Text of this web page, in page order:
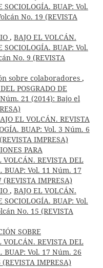
SOCIOLOGÍA. BUAP: Vol.
No. 19 (REVISTA
, BAJO EL VOLCÁN.
SOCIOLOGÍA. BUAP: Vol.
No. 9 (REVISTA
sobre colaboradores ,
POSGRADO DE
21 (2014): Bajo el
EL VOLCÁN. REVISTA
BUAP: Vol. 3 Núm. 6
IMPRESA)
PARA
VOLCÁN. REVISTA DEL
BUAP: Vol. 11 Núm. 17
IMPRESA)
, BAJO EL VOLCÁN.
SOCIOLOGÍA. BUAP: Vol.
No. 15 (REVISTA
SOBRE
VOLCÁN. REVISTA DEL
BUAP: Vol. 17 Núm. 26
IMPRESA)